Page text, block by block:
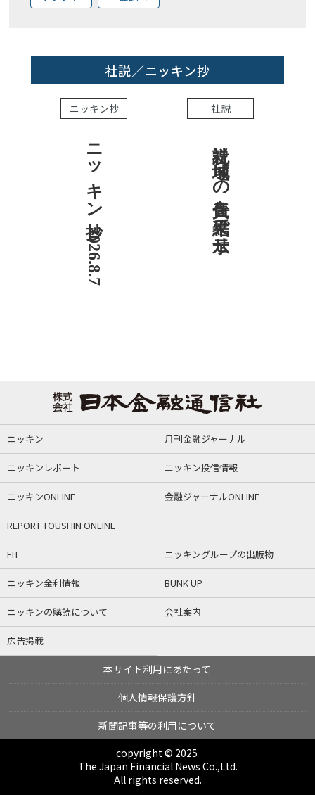
社説／ニッキン抄
ニッキン抄
ニッキン抄 2026.8.7
社説
社説 地域への責任を結果で示せ
ニッキン 月刊金融ジャーナル
ニッキンレポート ニッキン投信情報
ニッキンONLINE 金融ジャーナルONLINE
REPORT TOUSHIN ONLINE
FIT ニッキングループの出版物
ニッキン金利情報 BUNK UP
ニッキンの購読について 会社案内
広告掲載
本サイト利用にあたって
個人情報保護方針
新聞記事等の利用について
copyright © 2025
The Japan Financial News Co.,Ltd.
All rights reserved.